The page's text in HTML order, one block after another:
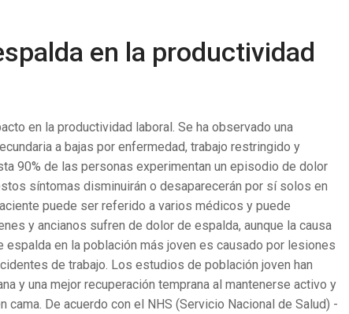
en la productividad
en la productividad laboral. Se ha observado una
a bajas por enfermedad, trabajo restringido y
90% de las personas experimentan un episodio de dolor
síntomas disminuirán o desaparecerán por sí solos en
puede ser referido a varios médicos y puede
y ancianos sufren de dolor de espalda, aunque la causa
en la población más joven es causado por lesiones
de trabajo. Los estudios de población joven han
y una mejor recuperación temprana al mantenerse activo y
De acuerdo con el NHS (Servicio Nacional de Salud) -